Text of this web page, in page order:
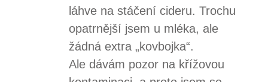
láhve na stáčení cideru. Trochu
opatrnější jsem u mléka, ale
žádná extra „kovbojka“.
Ale dávám pozor na křížovou